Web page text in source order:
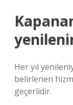
Her yıl
belirlenen
geçerlidir.